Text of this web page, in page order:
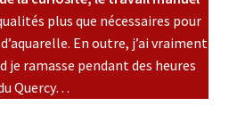
plus que nécessaires pour
En outre, j’ai vraiment
je ramasse pendant des heures
Quercy…